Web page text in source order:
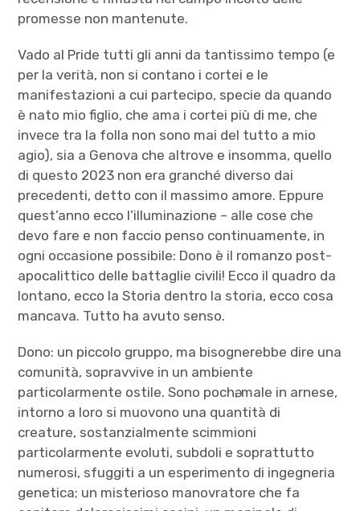
promesse non mantenute.
Vado al Pride tutti gli anni da tantissimo tempo (e
per la verità, non si contano i cortei e le
manifestazioni a cui partecipo, specie da quando
è nato mio figlio, che ama i cortei più di me, che
invece tra la folla non sono mai del tutto a mio
agio), sia a Genova che altrove e insomma, quello
di questo 2023 non era granché diverso dai
precedenti, detto con il massimo amore. Eppure
quest’anno ecco l’illuminazione – alle cose che
devo fare e non faccio penso continuamente, in
ogni occasione possibile: Dono è il romanzo post-
apocalittico delle battaglie civili! Ecco il quadro da
lontano, ecco la Storia dentro la storia, ecco cosa
mancava. Tutto ha avuto senso.
Dono: un piccolo gruppo, ma bisognerebbe dire una
comunità, sopravvive in un ambiente
particolarmente ostile. Sono pochә, male in arnese,
intorno a loro si muovono una quantità di
creature, sostanzialmente scimmioni
particolarmente evoluti, subdoli e soprattutto
numerosi, sfuggiti a un esperimento di ingegneria
genetica; un misterioso manovratore che fa